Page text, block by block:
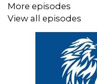
Partner: Punkt 1 Søtorvet
More episodes
View all episodes